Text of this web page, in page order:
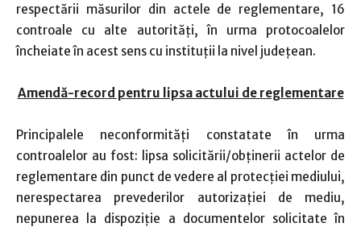
respectării măsurilor din actele de reglementare, 16
controale cu alte autorităţi, în urma protocoalelor
încheiate în acest sens cu instituţii la nivel judeţean.
Amendă-record pentru lipsa actului de reglementare
Principalele neconformităţi constatate în urma
controalelor au fost: lipsa solicitării/obţinerii actelor de
reglementare din punct de vedere al protecţiei mediului,
nerespectarea prevederilor autorizaţiei de mediu,
nepunerea la dispoziţie a documentelor solicitate în